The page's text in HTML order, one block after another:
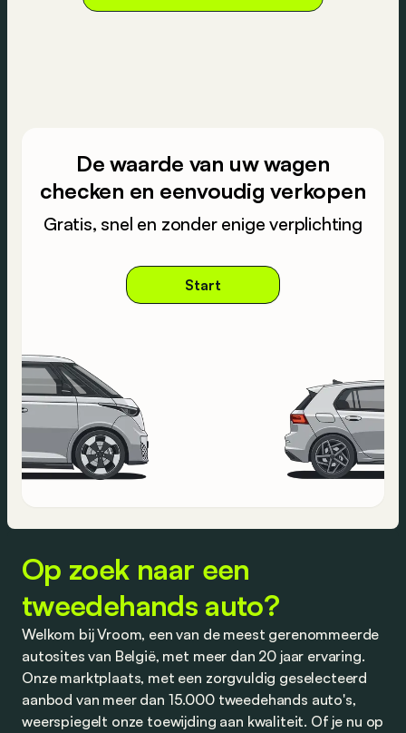
De waarde van uw wagen
checken en eenvoudig verkopen
Gratis, snel en zonder enige verplichting
Start
Op zoek naar een
tweedehands auto?
Welkom bij Vroom, een van de meest gerenommeerde
autosites van België, met meer dan 20 jaar ervaring.
Onze marktplaats, met een zorgvuldig geselecteerd
aanbod van meer dan 15.000 tweedehands auto's,
weerspiegelt onze toewijding aan kwaliteit. Of je nu op